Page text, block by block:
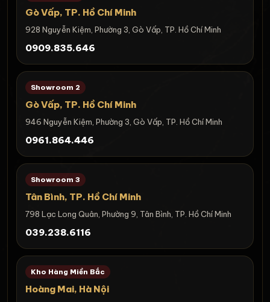
Gò Vấp, TP. Hồ Chí Minh
928 Nguyễn Kiệm, Phường 3, Gò Vấp, TP. Hồ Chí Minh
0909.835.646
Showroom 2
Gò Vấp, TP. Hồ Chí Minh
946 Nguyễn Kiệm, Phường 3, Gò Vấp, TP. Hồ Chí Minh
0961.864.446
Showroom 3
Tân Bình, TP. Hồ Chí Minh
798 Lạc Long Quân, Phường 9, Tân Bình, TP. Hồ Chí Minh
039.238.6116
Kho Hàng Miền Bắc
Hoàng Mai, Hà Nội